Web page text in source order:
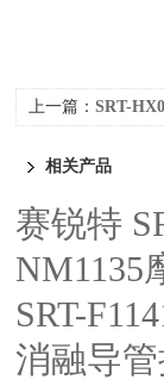
上一篇： SRT-
相关产品
赛锐特
NM1135
SRT-
消融导